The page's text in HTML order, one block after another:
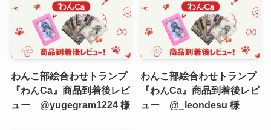
わんこ部絵合わせトランプ
『わんCa』商品到着後レビ
ュー @yugegram1224 様
わんこ部絵合わせトランプ
『わんCa』商品到着後レビ
ュー @_leondesu 様